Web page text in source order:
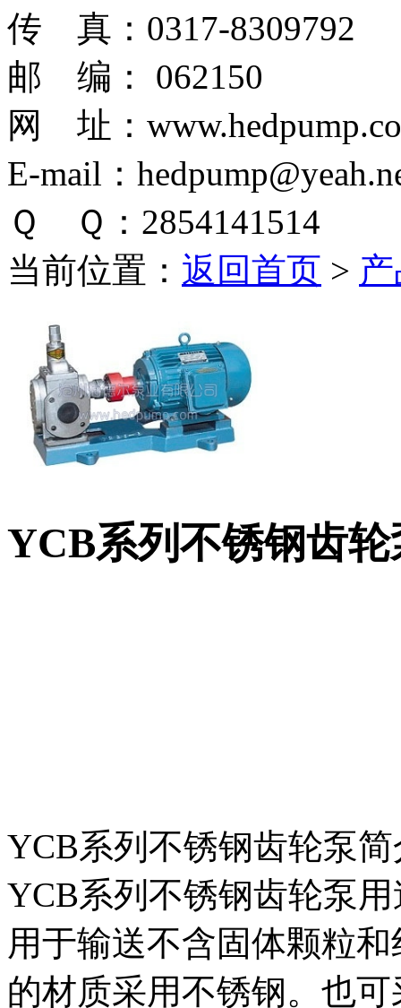
传 真：0317-8309792
邮 编： 062150
网 址：
E-mail：
Ｑ Ｑ：2854141514
当前位置： 返回首页 >
YCB系列不锈钢齿轮
YCB系列不锈钢齿轮泵
YCB系列不锈钢齿轮泵
用于输送不含固体颗粒
的材质采用不锈钢。也